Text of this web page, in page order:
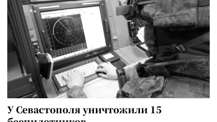
У Севастополя уничтожили 15